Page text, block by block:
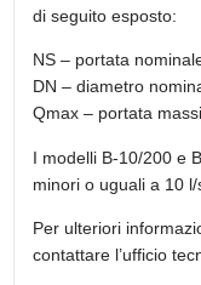
di seguito esposto:
NS – portata
DN – diametro
Qmax – portata
I modelli B-10/200 e
minori o uguali a 10 l/
Per ulteriori
contattare l’ufficio